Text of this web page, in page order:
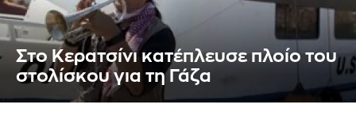
Στο Κερατσίνι κατέπλευσε πλοίο του
στολίσκου για τη Γάζα